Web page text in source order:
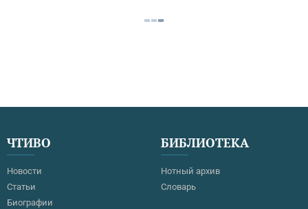
ЧТИВО
Новости
Статьи
Биографии
БИБЛИОТЕКА
Нотный архив
Словарь